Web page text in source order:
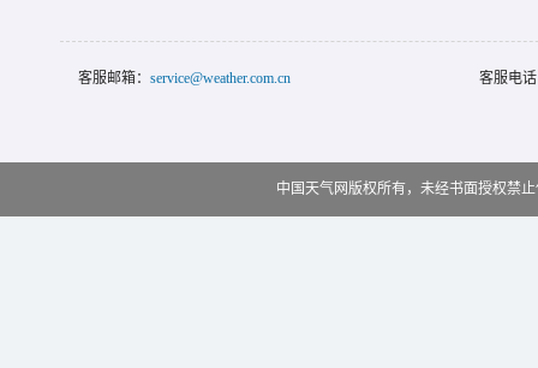
客服邮箱： service@weather.com.cn 客服电
中国天气网版权所有，未经书面授权